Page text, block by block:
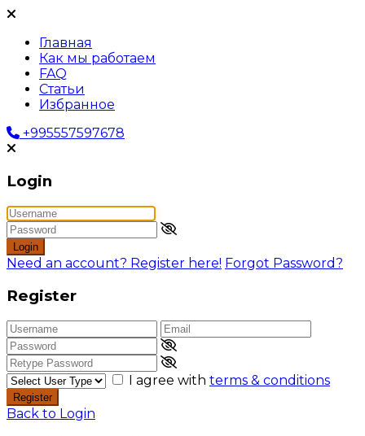
Главная
Как мы работаем
FAQ
Статьи
Избранное
+995557597678
Login
Login
Need an account? Register here! Forgot Password?
Register
I agree with terms & conditions
Register
Back to Login